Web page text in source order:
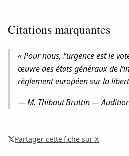
Citations marquantes
« Pour nous, l’urgence est le
œuvre des états généraux de
règlement européen sur la
—M. Thibaut Bruttin—
Partager cette fiche sur X